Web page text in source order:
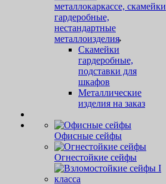
металлокаркассе, скамейки
гардеробные,
нестандартные
металлоизделия
Скамейки
гардеробные,
подставки для
шкафов
Металлические
изделия на заказ
Офисные сейфы
Огнестойкие сейфы